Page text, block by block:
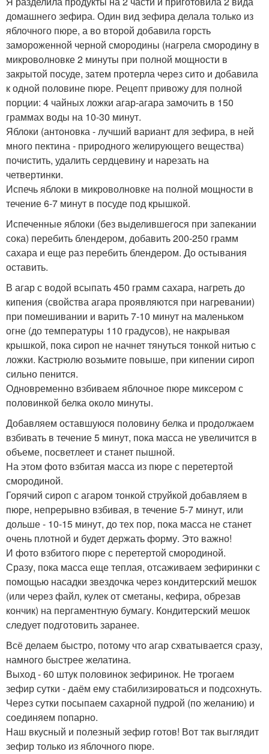
домашнего зефира. Один вид зефира делала только из
яблочного пюре, а во второй добавила горсть
замороженной черной смородины (нагрела смородину в
микроволновке 2 минуты при полной мощности в
закрытой посуде, затем протерла через сито и добавила
к одной половине пюре. Рецепт привожу для полной
порции: 4 чайных ложки агар-агара замочить в 150
граммах воды на 10-30 минут.
Яблоки (антоновка - лучший вариант для зефира, в ней
много пектина - природного желирующего вещества)
почистить, удалить сердцевину и нарезать на
четвертинки.
Испечь яблоки в микроволновке на полной мощности в
течение 6-7 минут в посуде под крышкой.
Испеченные яблоки (без выделившегося при запекании
сока) перебить блендером, добавить 200-250 грамм
сахара и еще раз перебить блендером. До остывания
оставить.
В агар с водой всыпать 450 грамм сахара, нагреть до
кипения (свойства агара проявляются при нагревании)
при помешивании и варить 7-10 минут на маленьком
огне (до температуры 110 градусов), не накрывая
крышкой, пока сироп не начнет тянуться тонкой нитью с
ложки. Кастрюлю возьмите повыше, при кипении сироп
сильно пенится.
Одновременно взбиваем яблочное пюре миксером с
половинкой белка около минуты.
Добавляем оставшуюся половину белка и продолжаем
взбивать в течение 5 минут, пока масса не увеличится в
объеме, посветлеет и станет пышной.
На этом фото взбитая масса из пюре с перетертой
смородиной.
Горячий сироп с агаром тонкой струйкой добавляем в
пюре, непрерывно взбивая, в течение 5-7 минут, или
дольше - 10-15 минут, до тех пор, пока масса не станет
очень плотной и будет держать форму. Это важно!
И фото взбитого пюре с перетертой смородиной.
Сразу, пока масса еще теплая, отсаживаем зефиринки с
помощью насадки звездочка через кондитерский мешок
(или через файл, кулек от сметаны, кефира, обрезав
кончик) на пергаментную бумагу. Кондитерский мешок
следует подготовить заранее.
Всё делаем быстро, потому что агар схватывается сразу,
намного быстрее желатина.
Выход - 60 штук половинок зефиринок. Не трогаем
зефир сутки - даём ему стабилизироваться и подсохнуть.
Через сутки посыпаем сахарной пудрой (по желанию) и
соединяем попарно.
Наш вкусный и полезный зефир готов! Вот так выглядит
зефир только из яблочного пюре.